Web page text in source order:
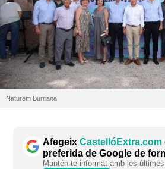
Naturem Burriana
Afegeix CastellóExtra.com
preferida de Google de
Mantén-te informat amb les